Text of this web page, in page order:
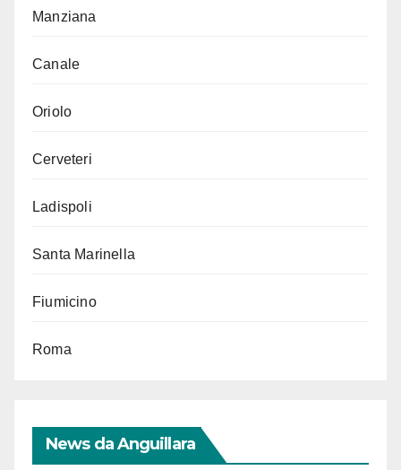
Manziana
Canale
Oriolo
Cerveteri
Ladispoli
Santa Marinella
Fiumicino
Roma
News da Anguillara